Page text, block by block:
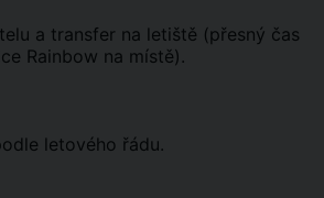
a transfer na letiště (přesný čas
Rainbow na místě).
letového řádu.